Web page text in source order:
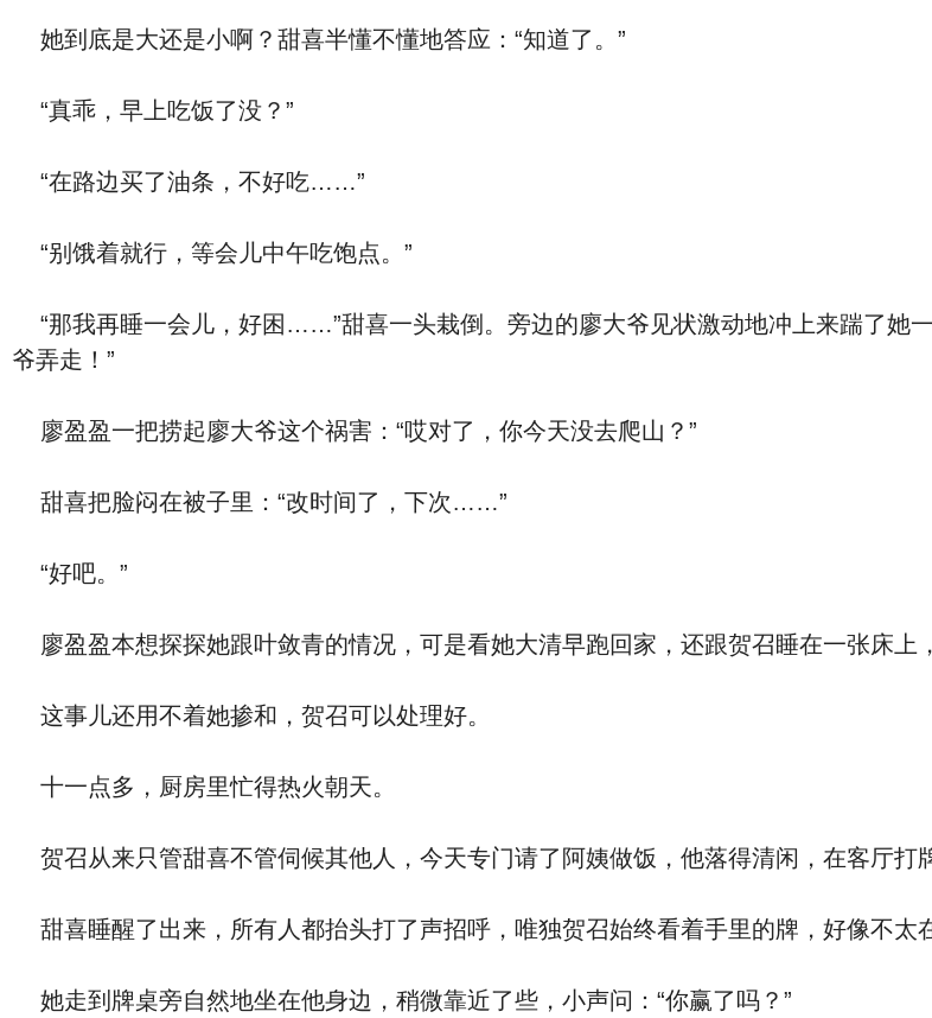
她到底是大还是小啊？甜喜半懂不懂地答应：“知道了。”
“真乖，早上吃饭了没？”
“在路边买了油条，不好吃……”
“别饿着就行，等会儿中午吃饱点。”
“那我再睡一会儿，好困……”甜喜一头栽倒。旁边的廖大爷见状激动地冲上来踹了她
爷弄走！”
廖盈盈一把捞起廖大爷这个祸害：“哎对了，你今天没去爬山？”
甜喜把脸闷在被子里：“改时间了，下次……”
“好吧。”
廖盈盈本想探探她跟叶敛青的情况，可是看她大清早跑回家，还跟贺召睡在一张床
这事儿还用不着她掺和，贺召可以处理好。
十一点多，厨房里忙得热火朝天。
贺召从来只管甜喜不管伺候其他人，今天专门请了阿姨做饭，他落得清闲，在客厅打
甜喜睡醒了出来，所有人都抬头打了声招呼，唯独贺召始终看着手里的牌，好像不太
她走到牌桌旁自然地坐在他身边，稍微靠近了些，小声问：“你赢了吗？”